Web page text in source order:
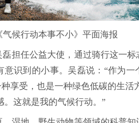
气候行动本事不小》平面海报
担任公益大使，通过骑行这一
识到的小事。吴磊说：“作为一
享受，也是一种绿色低碳的生活
。这就是我的气候行动。”